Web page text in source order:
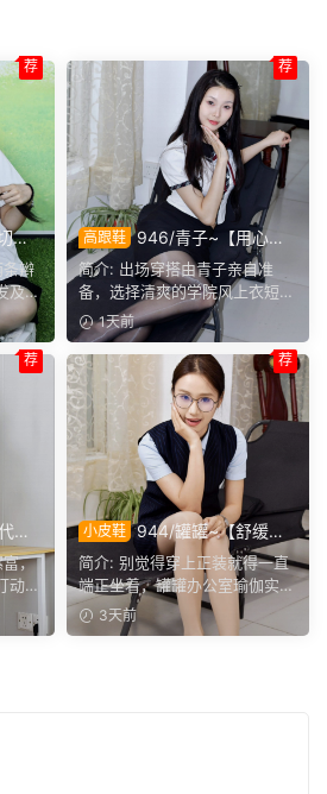
大
象里
静，
条辫
及
荐
高跟鞋
946/青子~【用心准
备】来看青子亲自准备的整套
穿搭，经典学院风上身，这套
上身效果很合意。
简介: 出场穿搭由青子亲自准
备，选择清爽的学院风上衣短
裙。两双同款材质的袜子，...
1天前
荐
相
，不
能
富，
动，
荐
小皮鞋 944/罐罐~【舒缓筋
骨】谁说正装不方便舒展肢
体，干练得体的职场装束，练
瑜伽完全不受影响。
简介: 别觉得穿上正装就得一直
端正坐着，罐罐办公室瑜伽实拍
来啦。就算一身正装，...
3天前
荐